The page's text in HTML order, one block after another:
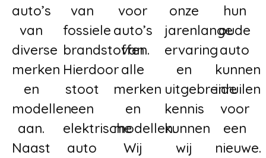
auto’s
van
diverse
merken
en
modellen
aan.
Naast
van
fossiele
brandstoffen.
Hierdoor
stoot
een
elektrische
auto
voor
auto’s
van
alle
merken
en
modellen.
Wij
onze
jarenlange
ervaring
en
uitgebreide
kennis
kunnen
wij
hun
oude
auto
kunnen
inruilen
voor
een
nieuwe.